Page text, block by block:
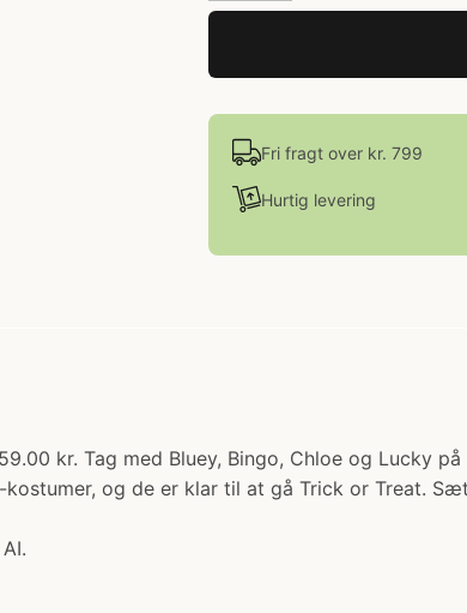
Fri fragt over kr. 799
Hurtig levering
kr. Tag med Bluey, Bingo, Chloe og Lucky
og de er klar til at gå Trick or Treat.